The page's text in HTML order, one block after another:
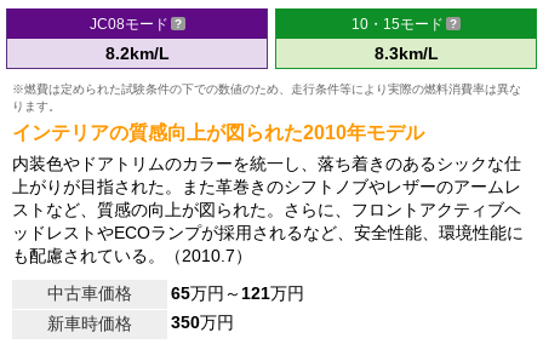
JC08モード
8.2km/L
10・15モード
8.3km/L
※燃費は定められた試験条件の下での数値のため、走行条件等により実際の燃料消費率は異な
ります。
インテリアの質感向上が図られた2010年モデル
内装色やドアトリムのカラーを統一し、落ち着きのあるシックな仕
上がりが目指された。また革巻きのシフトノブやレザーのアームレ
ストなど、質感の向上が図られた。さらに、フロントアクティブヘ
ッドレストやECOランプが採用されるなど、安全性能、環境性能に
も配慮されている。（2010.7）
中古車価格
65万円～121万円
新車時価格
350万円